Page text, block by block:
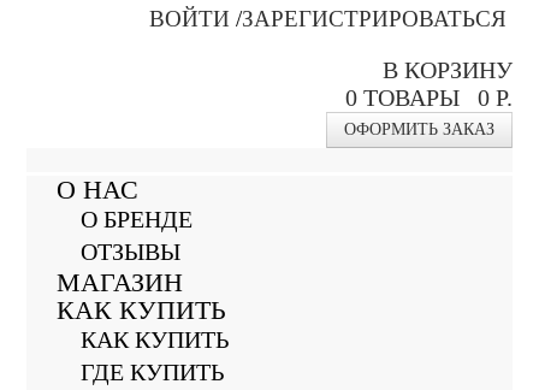
ВОЙТИ /ЗАРЕГИСТРИРОВАТЬСЯ
В КОРЗИНУ
0 ТОВАРЫ0 Р.
ОФОРМИТЬ ЗАКАЗ
О НАС
О БРЕНДЕ
ОТЗЫВЫ
МАГАЗИН
КАК КУПИТЬ
КАК КУПИТЬ
ГДЕ КУПИТЬ